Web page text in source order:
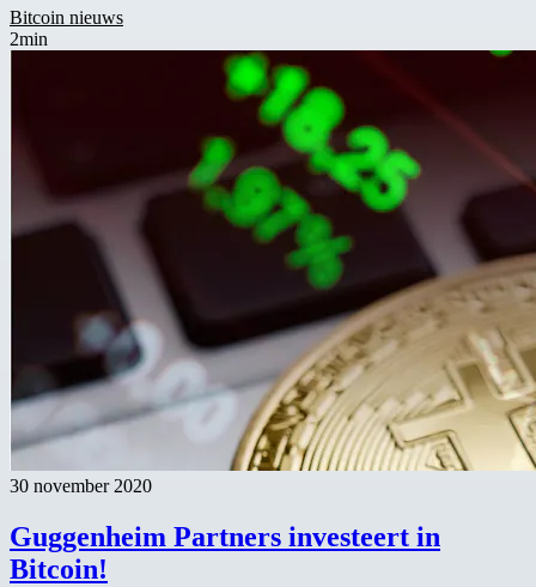
Bitcoin nieuws
2min
30 november 2020
Guggenheim Partners investeert in
Bitcoin!